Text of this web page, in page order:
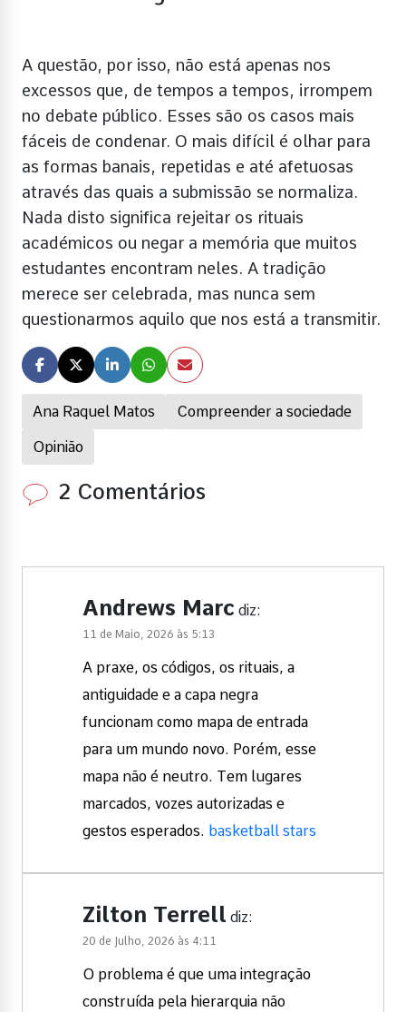
Ana Raquel Matos Compreender a sociedade
Opinião
A questão, por isso, não está apenas nos
excessos que, de tempos a tempos, irrompem
no debate público. Esses são os casos mais
fáceis de condenar. O mais difícil é olhar para
as formas banais, repetidas e até afetuosas
através das quais a submissão se normaliza.
Nada disto significa rejeitar os rituais
académicos ou negar a memória que muitos
estudantes encontram neles. A tradição
merece ser celebrada, mas nunca sem
questionarmos aquilo que nos está a transmitir.
2 Comentários
Andrews Marc diz:
11 de Maio, 2026 às 5:13
A praxe, os códigos, os rituais, a
antiguidade e a capa negra
funcionam como mapa de entrada
para um mundo novo. Porém, esse
mapa não é neutro. Tem lugares
marcados, vozes autorizadas e
gestos esperados. basketball stars
Zilton Terrell diz:
20 de Julho, 2026 às 4:11
O problema é que uma integração
construída pela hierarquia não